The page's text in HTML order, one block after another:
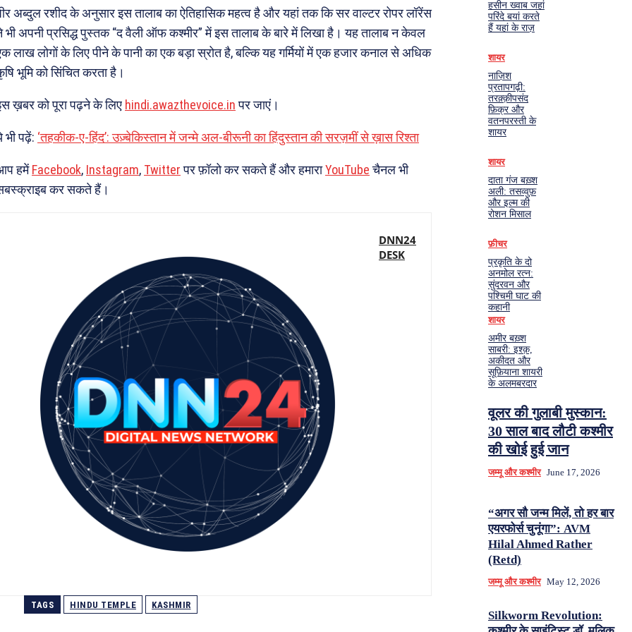
अब्दुल रशीद के अनुसार इस तालाब का ऐतिहासिक महत्व है और यहां तक कि सर वाल्टर रोपर लॉरेंस
भी अपनी प्रसिद्ध पुस्तक “द वैली ऑफ कश्मीर” में इस तालाब के बारे में लिखा है। यह तालाब न केवल
लाख लोगों के लिए पीने के पानी का एक बड़ा स्रोत है, बल्कि यह गर्मियों में एक हजार कनाल से अधिक
भूमि को सिंचित करता है।
ख़बर को पूरा पढ़ने के लिए hindi.awazthevoice.inपर जाएं।
भी पढ़ें: ‘तहकीक-ए-हिंद’: उज़्बेकिस्तान में जन्मे अल-बीरूनी का हिंदुस्तान की सरज़मीं से ख़ास रिश्ता
हमेंFacebook, Instagram, Twitterपर फ़ॉलो कर सकते हैं और हमाराYouTubeचैनल भी
कर सकते हैं।
DNN24
DESK
TAGS HINDU TEMPLE KASHMIR
हसीन ख्वाब जहां
परिंदे बयां करते
हैं यहां के राज़
शायर
नाज़िश
प्रतापगढ़ी:
तरक़्क़ीपसंद
फ़िक्र और
वतनपरस्ती के
शायर
शायर
दाता गंज बख़्श
अली: तसव्वुफ़
और इल्म की
रोशन मिसाल
फ़ीचर
प्रकृति के दो
अनमोल रत्न:
सुंदरवन और
पश्चिमी घाट की
कहानी
शायर
अमीर बख़्श
साबरी: इश्क़,
अकीदत और
सूफ़ियाना शायरी
के अलमबरदार
वूलर की गुलाबी मुस्कान:
30 साल बाद लौटी कश्मीर
की खोई हुई जान
जम्मू और कश्मीर June 17, 2026
“अगर सौ जन्म मिलें, तो हर बार
एयरफोर्स चुनूंगा”: AVM
Hilal Ahmed Rather
(Retd)
जम्मू और कश्मीर May 12, 2026
Silkworm Revolution: